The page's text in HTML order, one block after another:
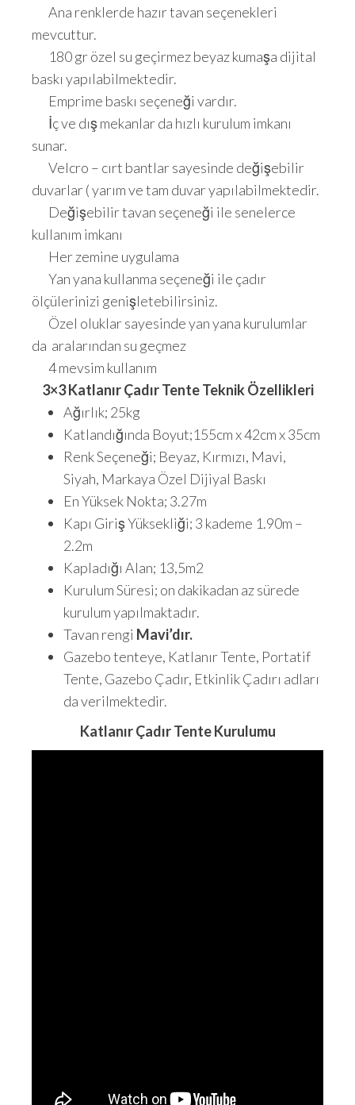
Ana renklerde hazır tavan seçenekleri
mevcuttur.
180 gr özel su geçirmez beyaz kumaşa dijital
baskı yapılabilmektedir.
Emprime baskı seçeneği vardır.
İç ve dış mekanlar da hızlı kurulum imkanı
sunar.
Velcro – cırt bantlar sayesinde değişebilir
duvarlar ( yarım ve tam duvar yapılabilmektedir.
Değişebilir tavan seçeneği ile senelerce
kullanım imkanı
Her zemine uygulama
Yan yana kullanma seçeneği ile çadır
ölçülerinizi genişletebilirsiniz.
Özel oluklar sayesinde yan yana kurulumlar
da aralarından su geçmez
4 mevsim kullanım
3×3 Katlanır Çadır Tente Teknik Özellikleri
Ağırlık; 25kg
Katlandığında Boyut;155cm x 42cm x 35cm
Renk Seçeneği; Beyaz, Kırmızı, Mavi,
Siyah, Markaya Özel Dijiyal Baskı
En Yüksek Nokta; 3.27m
Kapı Giriş Yüksekliği; 3 kademe 1.90m –
2.2m
Kapladığı Alan; 13,5m2
Kurulum Süresi; on dakikadan az sürede
kurulum yapılmaktadır.
Tavan rengi Mavi’dır.
Gazebo tenteye, Katlanır Tente, Portatif
Tente, Gazebo Çadır, Etkinlik Çadırı adları
da verilmektedir.
Katlanır Çadır Tente Kurulumu